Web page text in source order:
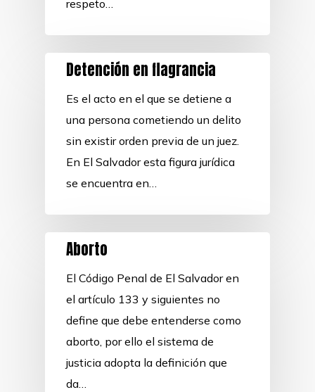
respeto…
Detención en flagrancia
Es el acto en el que se detiene a
una persona cometiendo un delito
sin existir orden previa de un juez.
En El Salvador esta figura jurídica
se encuentra en…
Aborto
El Código Penal de El Salvador en
el artículo 133 y siguientes no
define que debe entenderse como
aborto, por ello el sistema de
justicia adopta la definición que
da…